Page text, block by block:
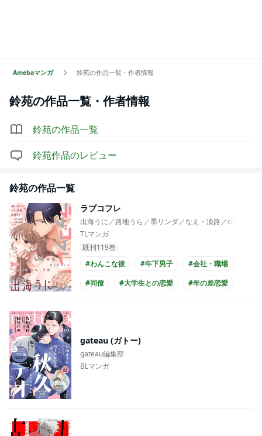
Amebaマンガ 鈴苑の作品一覧・作者情報
鈴苑の作品一覧・作者情報
鈴苑の作品一覧
鈴苑作品のレビュー
鈴苑の作品一覧
ラブコフレ
出海うに／路地うら／墨リンダ／なえ・淡路／crow／み
TLマンガ
既刊119巻
#わんこな彼
#年下男子
#会社・職場
#同僚
#大学生との恋愛
#年の差恋愛
gateau (ガトー)
gateau編集部
BLマンガ